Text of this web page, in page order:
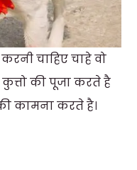
चाहिए चाहे वो
की पूजा करते है
कामना करते है।